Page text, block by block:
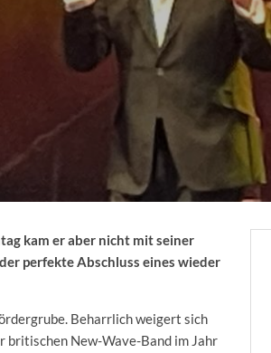
kam er aber nicht mit seiner
perfekte Abschluss eines wieder
Beharrlich weigert sich
New-Wave-Band im Jahr